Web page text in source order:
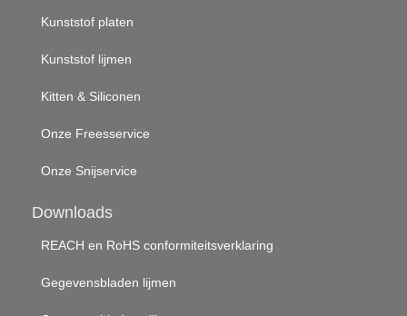
Kunststof platen
Kunststof lijmen
Kitten & Siliconen
Onze Freesservice
Onze Snijservice
Downloads
REACH en RoHS conformiteitsverklaring
Gegevensbladen lijmen